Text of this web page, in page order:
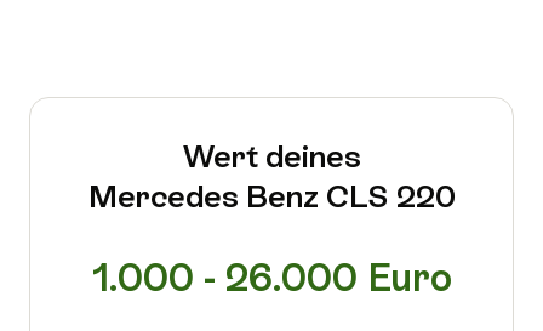
Wert deines
Mercedes Benz CLS 220
1.000 - 26.000 Euro